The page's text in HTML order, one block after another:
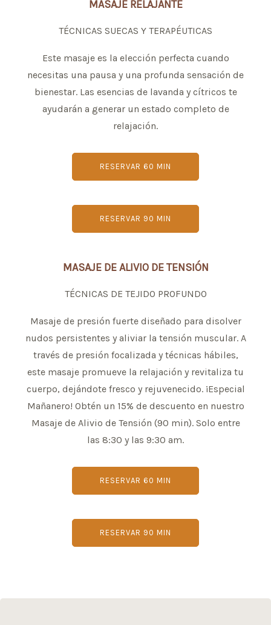
MASAJE RELAJANTE
TÉCNICAS SUECAS Y TERAPÉUTICAS
Este masaje es la elección perfecta cuando
necesitas una pausa y una profunda sensación de
bienestar. Las esencias de lavanda y cítricos te
ayudarán a generar un estado completo de
relajación.
RESERVAR 60 MIN
RESERVAR 90 MIN
MASAJE DE ALIVIO DE TENSIÓN
TÉCNICAS DE TEJIDO PROFUNDO
Masaje de presión fuerte diseñado para disolver
nudos persistentes y aliviar la tensión muscular. A
través de presión focalizada y técnicas hábiles,
este masaje promueve la relajación y revitaliza tu
cuerpo, dejándote fresco y rejuvenecido. ¡Especial
Mañanero! Obtén un 15% de descuento en nuestro
Masaje de Alivio de Tensión (90 min). Solo entre
las 8:30 y las 9:30 am.
RESERVAR 60 MIN
RESERVAR 90 MIN